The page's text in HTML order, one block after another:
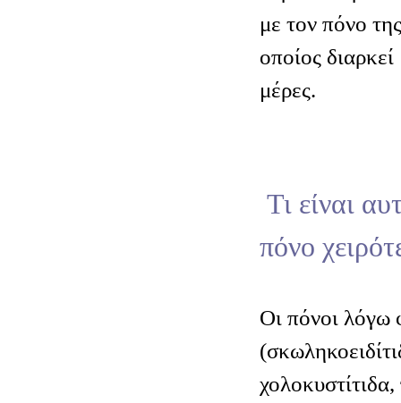
με τον πόνο
οποίος
μέρες.
Τι είναι
πόνο
Οι πόνοι λόγω